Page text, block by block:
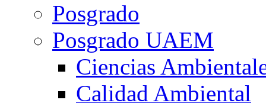
Posgrado
Posgrado UAEM
Ciencias
Calidad Ambiental